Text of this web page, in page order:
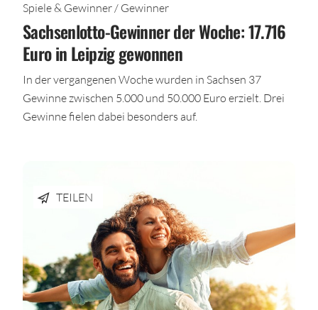
Spiele & Gewinner / Gewinner
Sachsenlotto-Gewinner der Woche: 17.716
Euro in Leipzig gewonnen
In der vergangenen Woche wurden in Sachsen 37
Gewinne zwischen 5.000 und 50.000 Euro erzielt. Drei
Gewinne fielen dabei besonders auf.
TEILEN